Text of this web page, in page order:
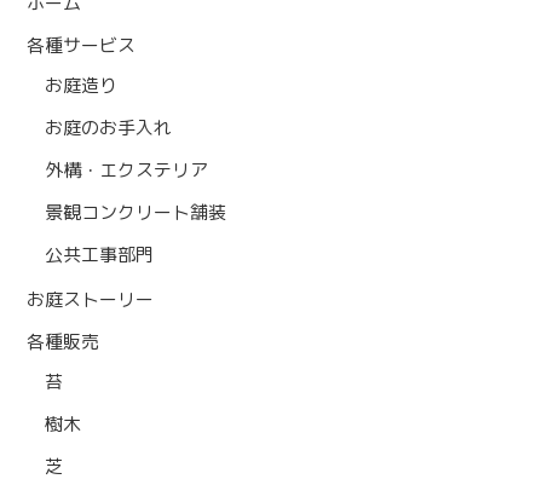
各種サービス
お庭造り
お庭のお手入れ
外構・エクステリア
景観コンクリート舗装
公共工事部門
お庭ストーリー
各種販売
苔
樹木
芝